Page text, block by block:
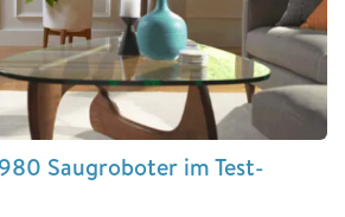
Saugroboter im Test-